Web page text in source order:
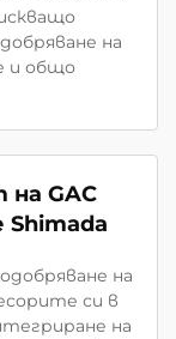
на
и общо
GAC
Shimada
на
си в
на